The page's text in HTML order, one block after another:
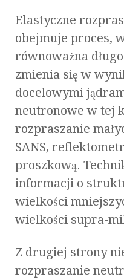
Elastyczne
obejmuje proces,
równoważna
zmienia się w
docelowymi
neutronowe w tej
rozpraszanie
SANS,
proszkową.
informacji o
wielkości
wielkości supra-
Z drugiej strony
rozpraszanie